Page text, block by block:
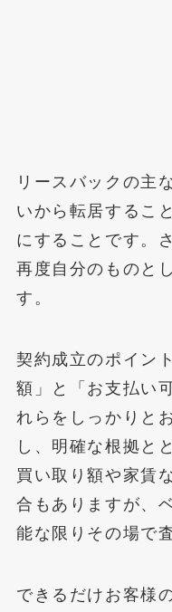
リースバックの主
いから転居するこ
にすることです。
再度自分のものと
す。
契約成立のポイン
額」と「お支払い
れらをしっかりと
し、明確な根拠と
買い取り額や家賃
合もありますが、
能な限りその場で
できるだけお客様